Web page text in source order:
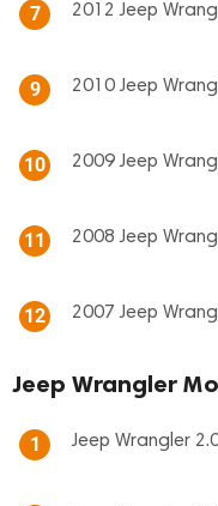
7 2012 Jeep
9 2010 Jeep
10 2009 Jeep
11 2008 Jeep
12 2007 Jeep
Jeep Wrangler
1 Jeep Wrangler